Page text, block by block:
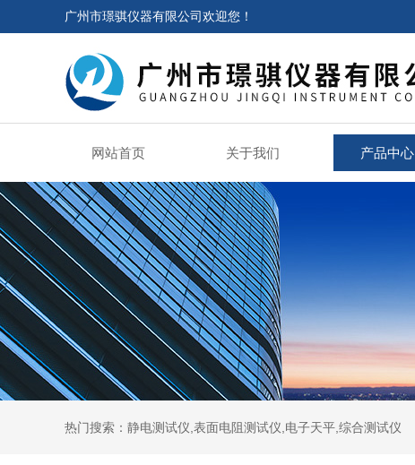
广州市璟骐仪器有限公司欢迎您！
网站首页 关于我们 产品中心
热门搜索：静电测试仪,表面电阻测试仪,电子天平,综合测试仪